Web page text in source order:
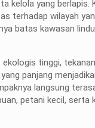
kelola yang berlapis.
terhadap wilayah
batas kawasan
tinggi,
panjang
langsung
petani kecil,